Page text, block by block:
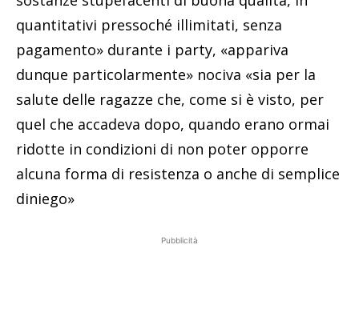
quantitativi pressoché illimitati, senza
pagamento» durante i party, «appariva
dunque particolarmente» nociva «sia per la
salute delle ragazze che, come si è visto, per
quel che accadeva dopo, quando erano ormai
ridotte in condizioni di non poter opporre
alcuna forma di resistenza o anche di semplice
diniego»
Pubblicità